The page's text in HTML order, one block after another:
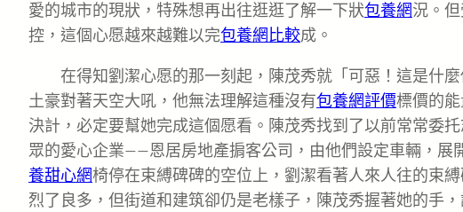
愛的城市的現狀，特殊想再出往逛逛了解一下狀包養網況。
控，這個心愿越來越難以完包養網比較成。
在得知劉潔心愿的那一刻起，陳茂秀就「可惡！這是什
土豪對著天空大吼，他無法理解這種沒有包養網評價標價的
決計，必定要幫她完成這個愿看。陳茂秀找到了以前常常委
眾的愛心企業——恩居房地產掮客公司，由他們設定車輛，展
養甜心網椅停在束縛碑碑的空位上，劉潔看著人來人往的束
烈了良多，但街道和建筑卻仍是老樣子，陳茂秀握著她的手